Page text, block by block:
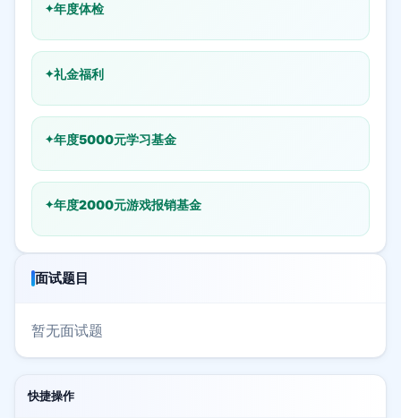
年度体检
礼金福利
年度5000元学习基金
年度2000元游戏报销基金
面试题目
暂无面试题
快捷操作